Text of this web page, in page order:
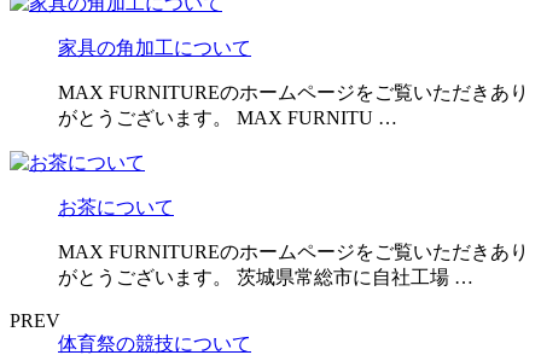
家具の角加工について
MAX FURNITUREのホームページをご覧いただきあり
がとうございます。 MAX FURNITU …
お茶について
MAX FURNITUREのホームページをご覧いただきあり
がとうございます。 茨城県常総市に自社工場 …
PREV
体育祭の競技について